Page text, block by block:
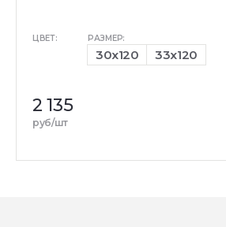
ЦВЕТ: РАЗМЕР:
30x120 33x120
2 135
руб/шт